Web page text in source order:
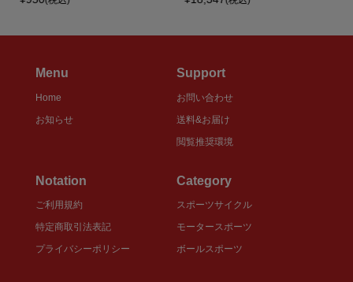
Menu
Home
お知らせ
Support
お問い合わせ
送料&お届け
閲覧推奨環境
Notation
ご利用規約
特定商取引法表記
プライバシーポリシー
Category
スポーツサイクル
モータースポーツ
ボールスポーツ